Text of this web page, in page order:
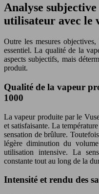
Analyse subjective
utilisateur avec le
Outre les mesures
essentiel. La qualité de la
aspects subjectifs, mais
produit.
Qualité de la vapeur
1000
La vapeur produite par le
et satisfaisante. La
sensation de brûlure.
légère diminution du
utilisation intensive. La
constante tout au long de la
Intensité et rendu des